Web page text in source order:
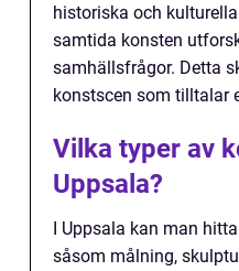
historiska och
samtida konsten
samhällsfrågor. Detta
konstscen som tilltalar
Vilka typer av
Uppsala?
I Uppsala kan man
såsom målning,